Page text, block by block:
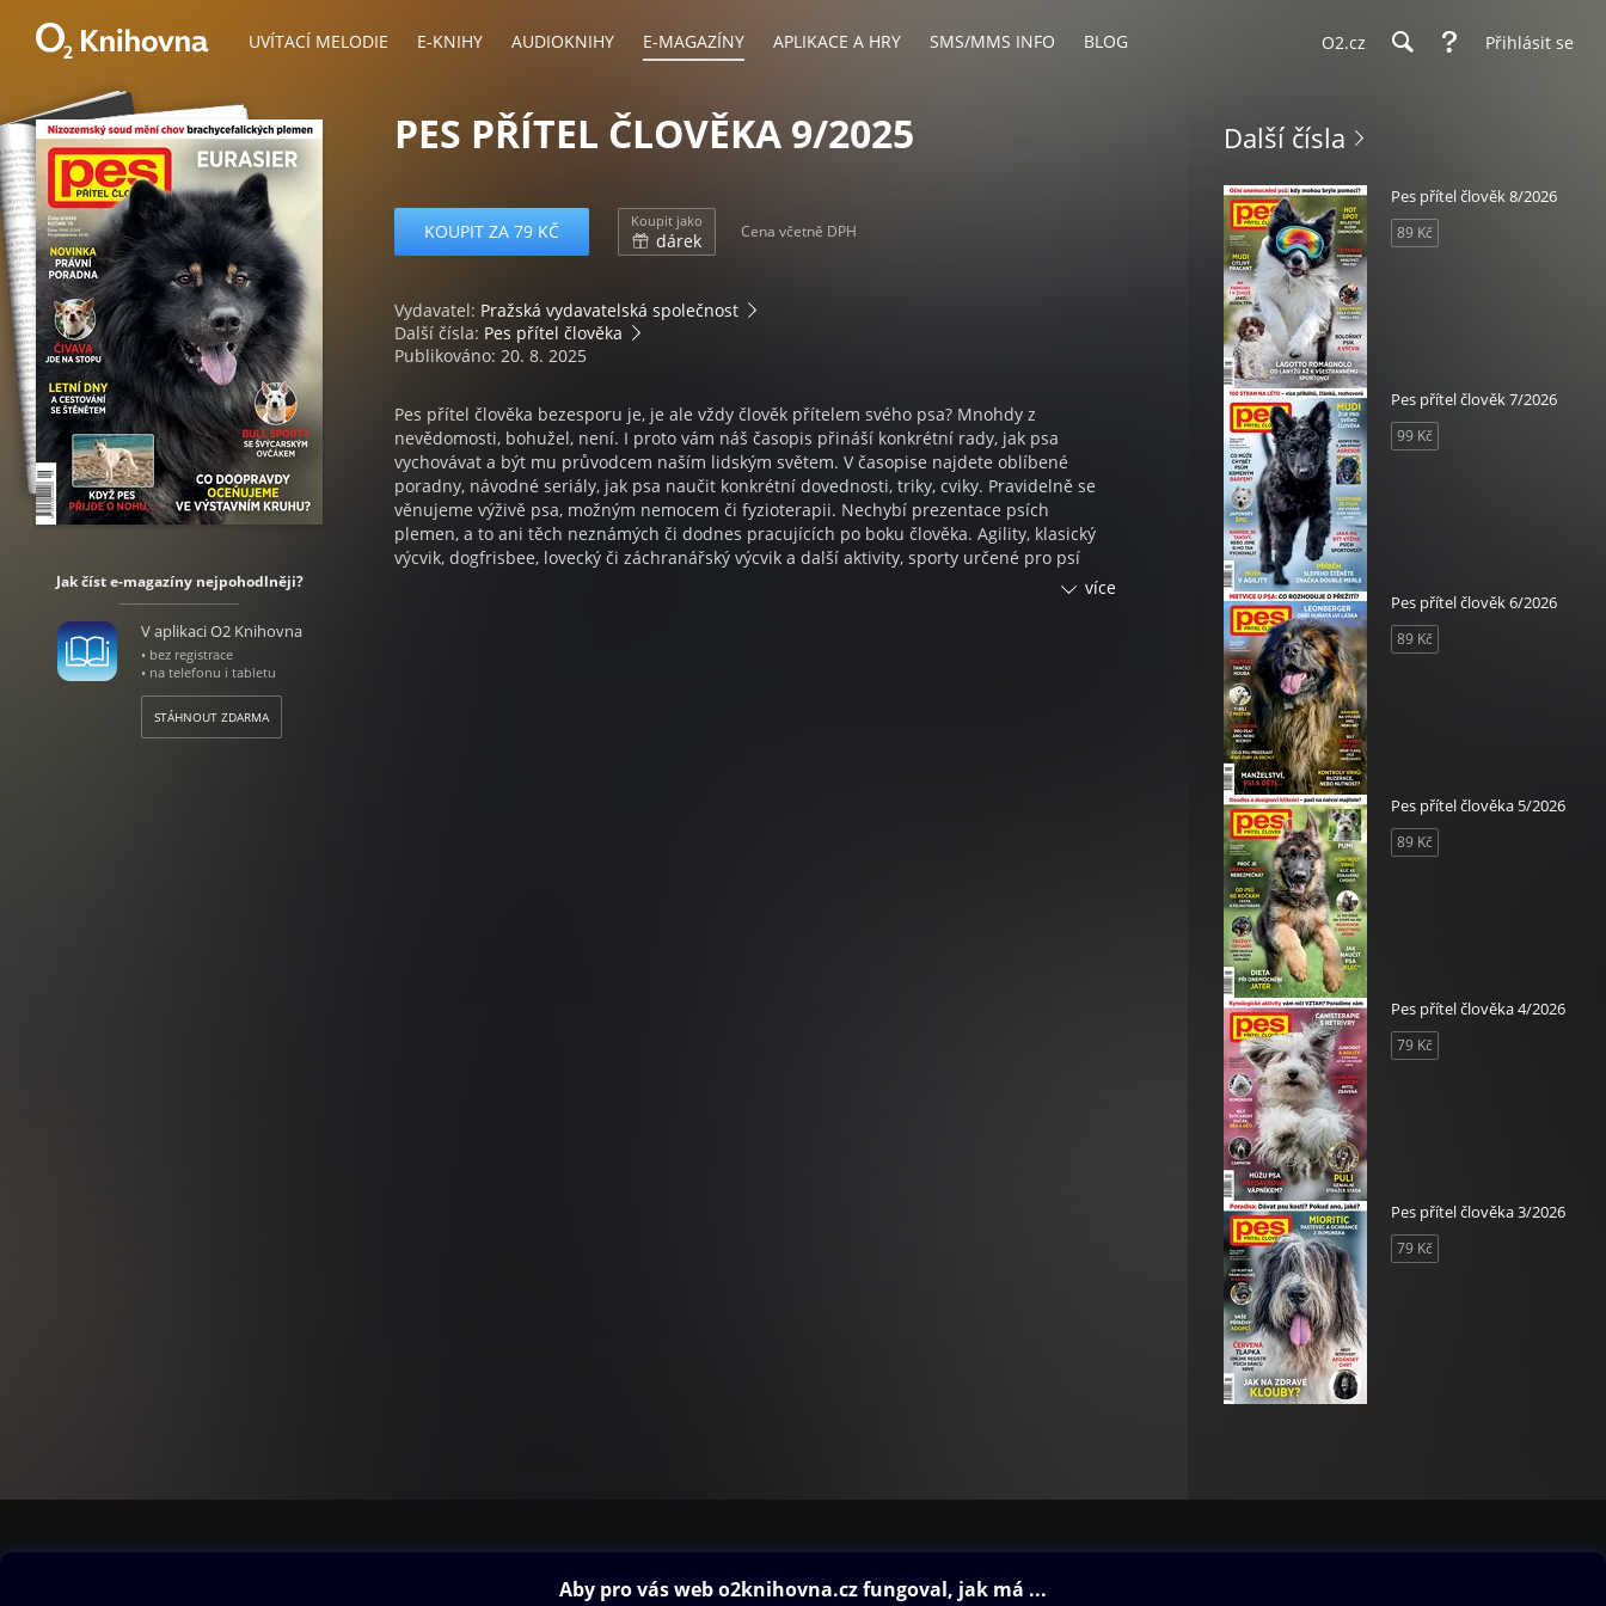
UVÍTACÍ MELODIE E-KNIHY AUDIOKNIHY E-MAGAZÍNY APLIKACE A HRY SMS/MMS INFO BLOG O2.cz Přihlásit se
Jak číst e-magazíny nejpohodlněji?
V aplikaci O2 Knihovna
• bez registrace
• na telefonu i tabletu
STÁHNOUT ZDARMA
PES PŘÍTEL ČLOVĚKA 9/2025
KOUPIT ZA 79 KČ Koupit jako
dárek Cena včetně DPH
Vydavatel: Pražská vydavatelská společnost
Další čísla: Pes přítel člověka
Publikováno: 20. 8. 2025
Pes přítel člověka bezesporu je, je ale vždy člověk přítelem svého psa? Mnohdy z
nevědomosti, bohužel, není. I proto vám náš časopis přináší konkrétní rady, jak psa
vychovávat a být mu průvodcem naším lidským světem. V časopise najdete oblíbené
poradny, návodné seriály, jak psa naučit konkrétní dovednosti, triky, cviky. Pravidelně se
věnujeme výživě psa, možným nemocem či fyzioterapii. Nechybí prezentace psích
plemen, a to ani těch neznámých či dodnes pracujících po boku člověka. Agility, klasický
výcvik, dogfrisbee, lovecký či záchranářský výcvik a další aktivity, sporty určené pro psí
více
Další čísla
Pes přítel člověk 8/2026
89 Kč
Pes přítel člověk 7/2026
99 Kč
Pes přítel člověk 6/2026
89 Kč
Pes přítel člověka 5/2026
89 Kč
Pes přítel člověka 4/2026
79 Kč
Pes přítel člověka 3/2026
79 Kč